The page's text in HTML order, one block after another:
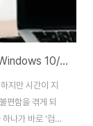
컴퓨터 포맷, 전문가처럼 완벽하게 하는 방법 (Windows 10/11 가이드)
지만 시간이 지
편함을 겪게 되
나가 바로 '컴퓨